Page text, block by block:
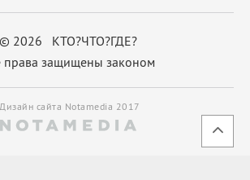
© 2026 КТО?ЧТО?ГДЕ?
права защищены законом
Дизайн сайта Notamedia 2017